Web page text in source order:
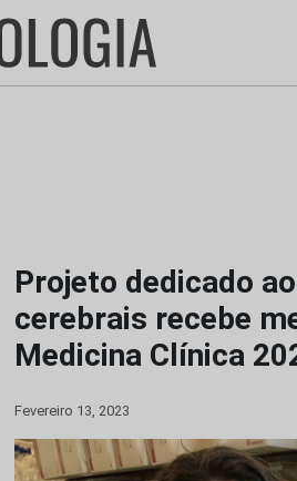
Projeto dedicado
cerebrais recebe
Medicina Clínica
Fevereiro 13, 2023